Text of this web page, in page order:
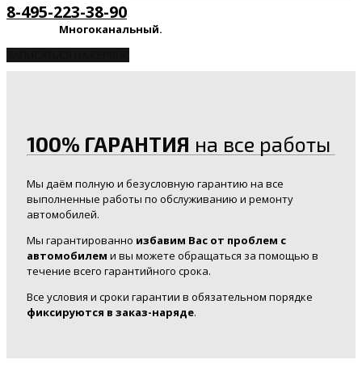
8-495-223-38-90
Многоканальный.
100% ГАРАНТИЯ на все работы
Мы даём полную и безусловную гарантию на все
выполненные работы по обслуживанию и ремонту
автомобилей.
Мы гарантированно избавим Вас от проблем с
автомобилем и вы можете обращаться за помощью в
течение всего гарантийного срока.
Все условия и сроки гарантии в обязательном порядке
фиксируются в заказ-наряде.